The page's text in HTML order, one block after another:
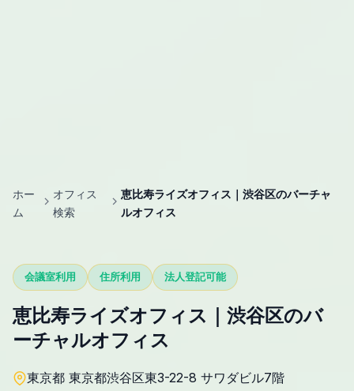
ホー
ム
オフィス
検索
恵比寿ライズオフィス｜渋谷区のバーチャ
ルオフィス
会議室利用 住所利用 法人登記可能
恵比寿ライズオフィス｜渋谷区のバ
ーチャルオフィス
東京都 東京都渋谷区東3-22-8 サワダビル7階